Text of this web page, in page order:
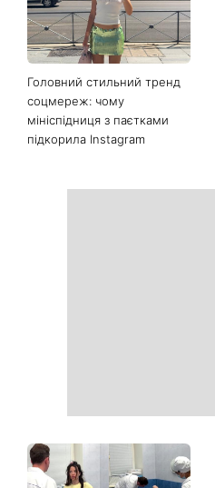
Головний стильний тренд
соцмереж: чому
мініспідниця з паєтками
підкорила Instagram